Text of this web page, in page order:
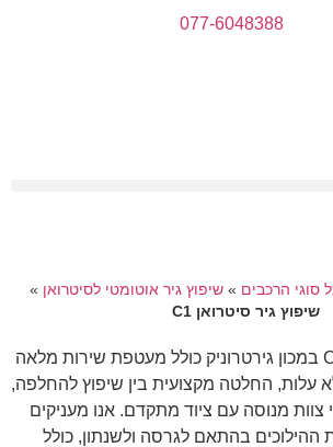
077-6048388
הרכבים»שיפוץ גיר אוטומטי לסיטרואן»
שיפוץ גיר סיטרואן C1
שיפוץ גיר סיטרואן C1 במכון גירטרוניק כולל מעטפת שירות מלאה
החלטה מקצועית בין שיפוץ להחלפה,
צוות מנוסה עם ציוד מתקדם. אנו מעניקים
ההילוכים בהתאם לגרסה ולשנתון, כולל